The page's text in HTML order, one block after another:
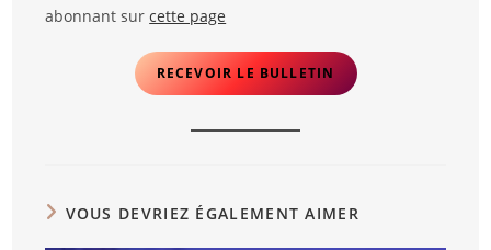
abonnant surcette page
RECEVOIR LE BULLETIN
VOUS DEVRIEZ ÉGALEMENT AIMER